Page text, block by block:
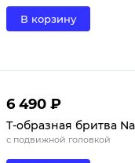
В корзину
6 490 ₽
Т-образная бритва
с подвижной головкой